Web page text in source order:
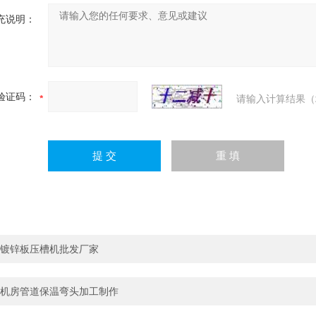
说明：
证码： 请输入计算结果
镀锌板压槽机批发厂家
机房管道保温弯头加工制作